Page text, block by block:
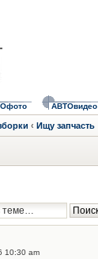
АВТОвидео
‹ Ищу запчасть
10:30 am